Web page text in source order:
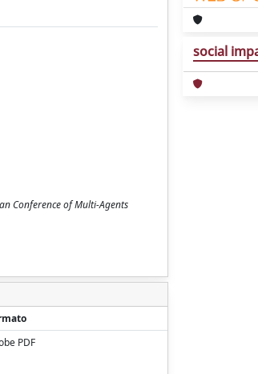
Conference of Multi-Agents
PDF
social